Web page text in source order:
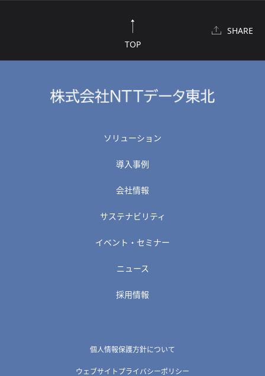
TOP
SHARE
ソリューション
導入事例
会社情報
サステナビリティ
イベント・セミナー
ニュース
採用情報
個人情報保護方針について
ウェブサイトプライバシーポリシー